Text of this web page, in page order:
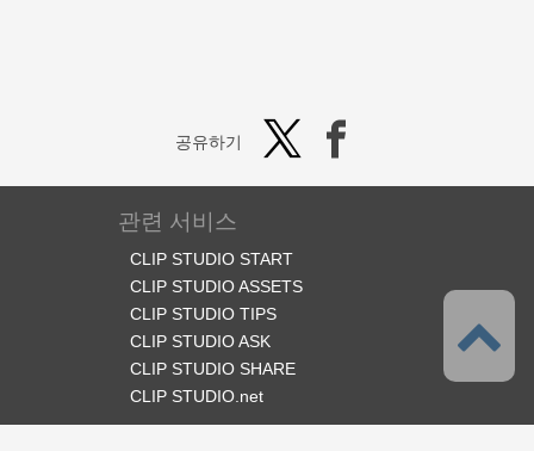
공유하기
관련 서비스
CLIP STUDIO START
CLIP STUDIO ASSETS
CLIP STUDIO TIPS
CLIP STUDIO ASK
CLIP STUDIO SHARE
CLIP STUDIO.net